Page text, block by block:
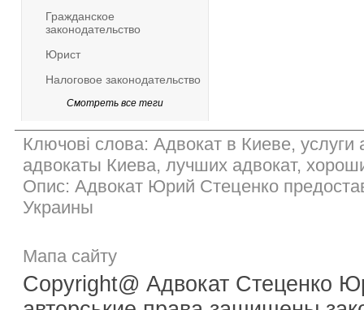
Гражданское
законодательство
Юрист
Налоговое законодательство
Смотреть все теги
Ключові слова: Адвокат в Киеве, услуги
адвокаты Киева, лучших адвокат,
Опис: Адвокат Юрий Стеценко
Украины
Мапа сайту
Copyright@ Адвокат Стеценко